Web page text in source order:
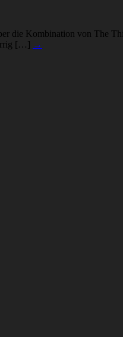
die Kombination von The
[…] →